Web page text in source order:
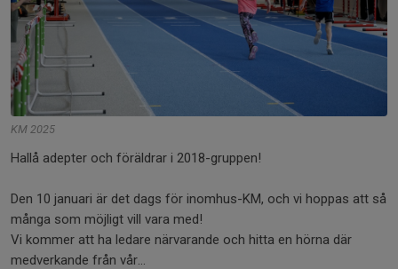
KM 2025
Hallå adepter och föräldrar i 2018-gruppen!
Den 10 januari är det dags för inomhus-KM, och vi hoppas att så
många som möjligt vill vara med!
Vi kommer att ha ledare närvarande och hitta en hörna där
medverkande från vår...